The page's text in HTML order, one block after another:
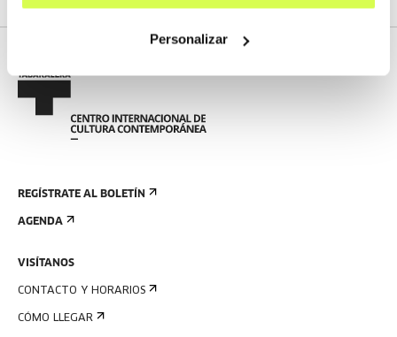
Personalizar
REGÍSTRATE AL BOLETÍN
AGENDA
VISÍTANOS
CONTACTO Y HORARIOS
CÓMO LLEGAR